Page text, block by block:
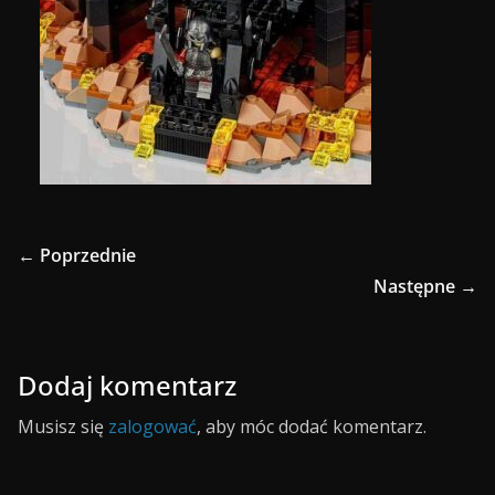
← Poprzednie
Następne →
Dodaj komentarz
Musisz się zalogować, aby móc dodać komentarz.